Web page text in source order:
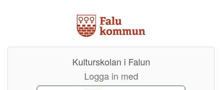
Kulturskolan i Falun
Logga in med